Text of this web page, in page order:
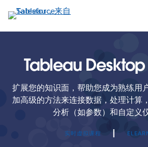
转
到
Tableau
扩展您的知识面，帮助您成为熟练用
加高级的方法来连接数据，处理计算
分析（如参数）和自定义
实时虚拟课程 |